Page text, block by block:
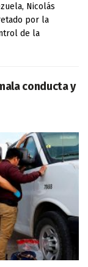
Nicolás
por la
de la
conducta y